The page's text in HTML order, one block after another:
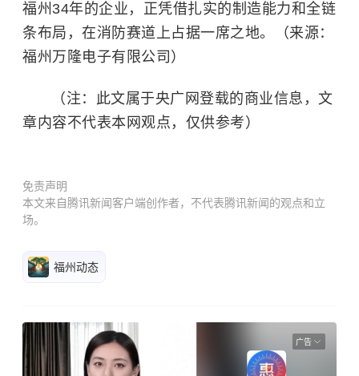
福州34年的企业，正凭借扎实的制造能力和全链
条布局，在消防赛道上占据一席之地。（来源：
福州万隆电子有限公司）
（注：此文属于央广网登载的商业信息，文
章内容不代表本网观点，仅供参考）
免责声明
本文来自腾讯新闻客户端创作者，不代表腾讯新闻的观点和立
场。
福州动态
广告